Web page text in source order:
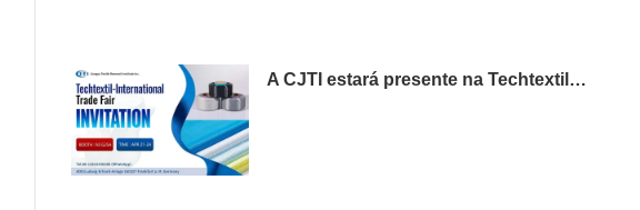
A CJTI estará presente na Techtextil 2026 em Frankfurt.